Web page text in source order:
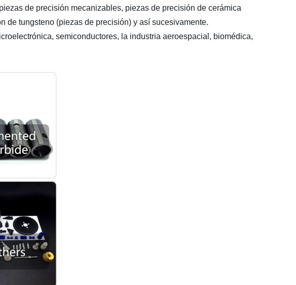
de precisión mecanizables, piezas de precisión de cerámica
de tungsteno (piezas de precisión) y así sucesivamente.
semiconductores, la industria aeroespacial, biomédica,